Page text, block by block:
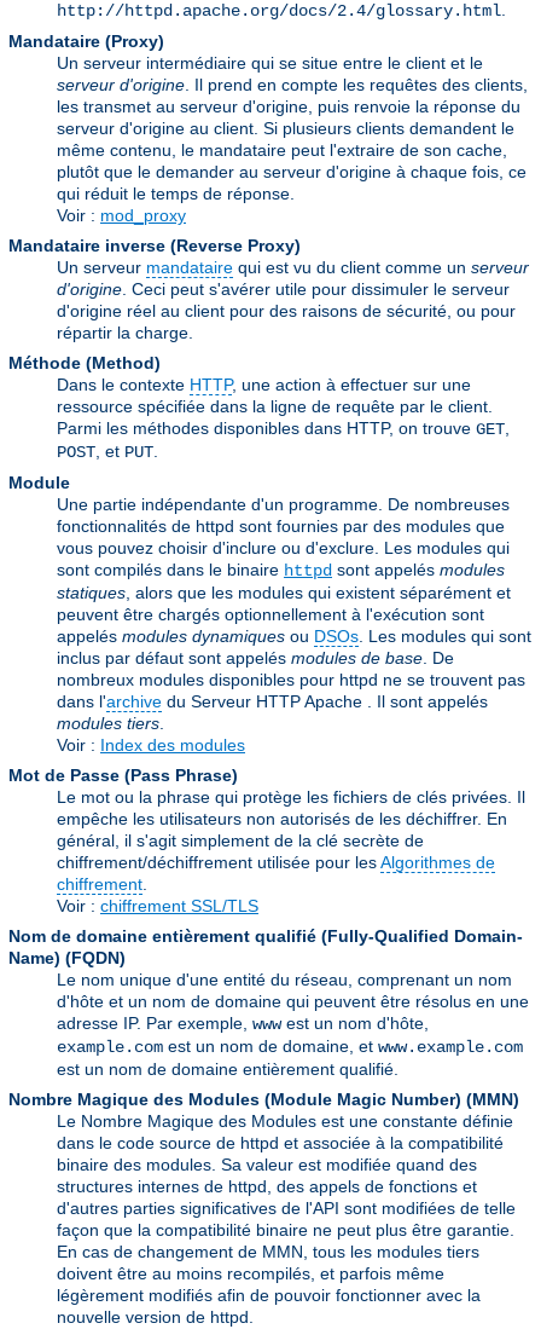
http://httpd.apache.org/docs/2.4/glossary.html
Mandataire (Proxy)
Un serveur intermédiaire qui se situe entre le client et le
serveur d'origine . Il prend en compte les requêtes des clients,
les transmet au serveur d'origine, puis renvoie la réponse du
serveur d'origine au client. Si plusieurs clients demandent le
même contenu, le mandataire peut l'extraire de son cache,
plutôt que le demander au serveur d'origine à chaque fois, ce
qui réduit le temps de réponse.
Voir : mod_proxy
Mandataire inverse (Reverse Proxy)
Un serveur mandataire qui est vu du client comme un serveur
d'origine . Ceci peut s'avérer utile pour dissimuler le serveur
d'origine réel au client pour des raisons de sécurité, ou pour
répartir la charge.
Méthode (Method)
Dans le contexte HTTP, une action à effectuer sur une
ressource spécifiée dans la ligne de requête par le client.
Parmi les méthodes disponibles dans HTTP, on trouve GET
POST , et PUT
Module
Une partie indépendante d'un programme. De nombreuses
fonctionnalités de httpd sont fournies par des modules que
vous pouvez choisir d'inclure ou d'exclure. Les modules qui
sont compilés dans le binaire httpd sont appelés modules
statiques , alors que les modules qui existent séparément et
peuvent être chargés optionnellement à l'exécution sont
appelés modules dynamiques ou DSOs . Les modules qui sont
inclus par défaut sont appelés modules de base . De
nombreux modules disponibles pour httpd ne se trouvent pas
dans l'archive du Serveur HTTP Apache . Il sont appelés
modules tiers
Voir : Index des modules
Mot de Passe (Pass Phrase)
Le mot ou la phrase qui protège les fichiers de clés privées. Il
empêche les utilisateurs non autorisés de les déchiffrer. En
général, il s'agit simplement de la clé secrète de
chiffrement/déchiffrement utilisée pour lesAlgorithmes de
chiffrement
Voir : chiffrement SSL/TLS
Nom de domaine entièrement qualifié (Fully-Qualified Domain-
Name) (FQDN)
Le nom unique d'une entité du réseau, comprenant un nom
d'hôte et un nom de domaine qui peuvent être résolus en une
adresse IP. Par exemple, wwwest un nom d'hôte,
example.com est un nom de domaine, et www.example.com
est un nom de domaine entièrement qualifié.
Nombre Magique des Modules (Module Magic Number) (MMN)
Le Nombre Magique des Modules est une constante définie
dans le code source de httpd et associée à la compatibilité
binaire des modules. Sa valeur est modifiée quand des
structures internes de httpd, des appels de fonctions et
d'autres parties significatives de l'API sont modifiées de telle
façon que la compatibilité binaire ne peut plus être garantie.
En cas de changement de MMN, tous les modules tiers
doivent être au moins recompilés, et parfois même
légèrement modifiés afin de pouvoir fonctionner avec la
nouvelle version de httpd.